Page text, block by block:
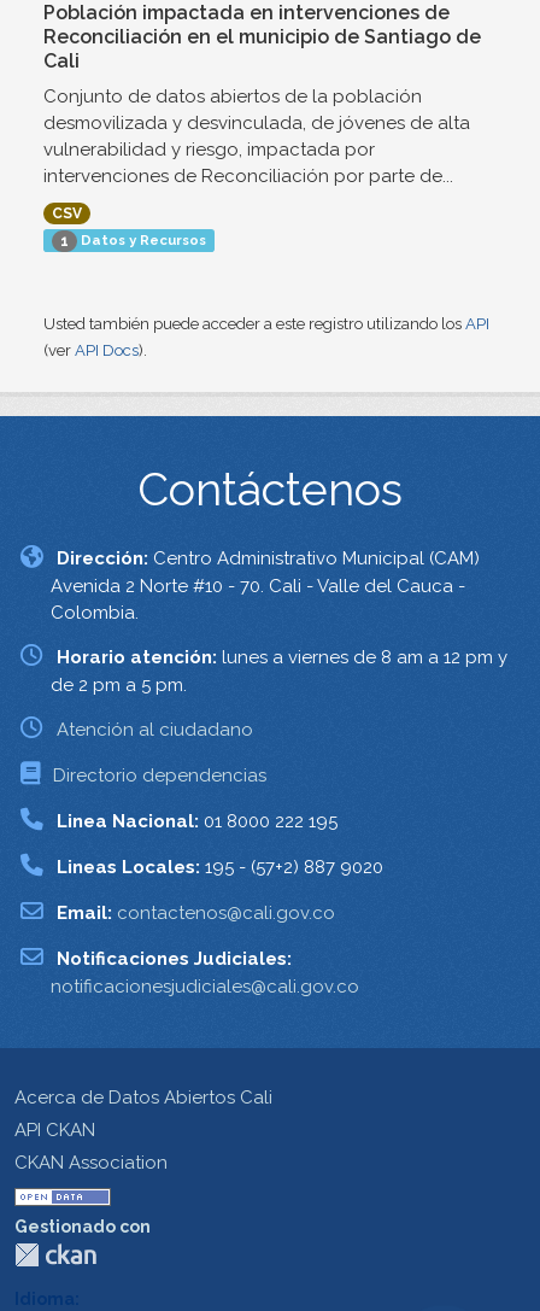
Población impactada en intervenciones de
Reconciliación en el municipio de Santiago de
Cali
Conjunto de datos abiertos de la población
desmovilizada y desvinculada, de jóvenes de alta
vulnerabilidad y riesgo, impactada por
intervenciones de Reconciliación por parte de...
CSV
1 Datos y Recursos
Usted también puede acceder a este registro utilizando los API
(ver API Docs).
Contáctenos
Dirección: Centro Administrativo Municipal (CAM)
Avenida 2 Norte #10 - 70. Cali - Valle del Cauca -
Colombia.
Horario atención: lunes a viernes de 8 am a 12 pm y
de 2 pm a 5 pm.
Atención al ciudadano
Directorio dependencias
Linea Nacional: 01 8000 222 195
Lineas Locales: 195 - (57+2) 887 9020
Email: contactenos@cali.gov.co
Notificaciones Judiciales:
notificacionesjudiciales@cali.gov.co
Acerca de Datos Abiertos Cali
API CKAN
CKAN Association
Gestionado con